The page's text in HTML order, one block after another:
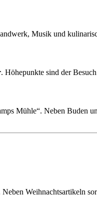
Musik und
. Höhepunkte sind der
Mühle“. Neben Buden
Neben Weihnachtsartikeln